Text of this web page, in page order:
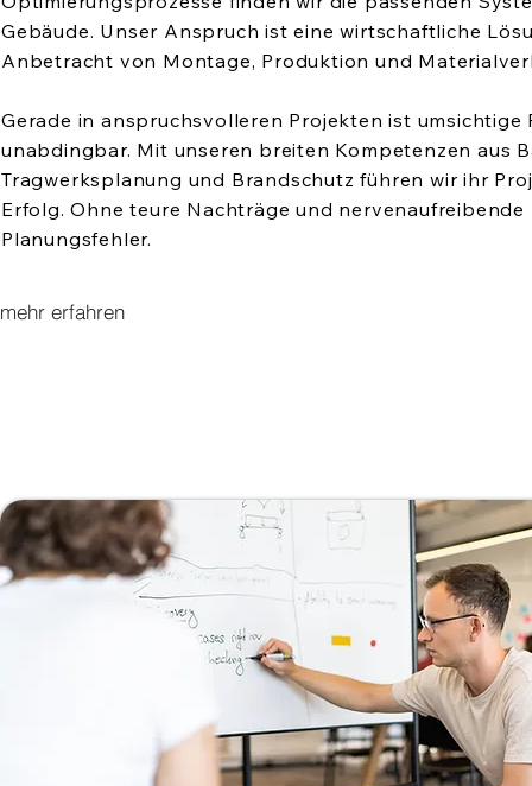
Gebäude. Unser Anspruch ist eine wirtschaftliche
Anbetracht von Montage, Produktion und
Gerade in anspruchsvolleren Projekten ist umsichtige
unabdingbar. Mit unseren breiten Kompetenzen aus
Tragwerksplanung und Brandschutz führen wir ihr
Erfolg. Ohne teure Nachträge und nervenaufreibende
Planungsfehler.
mehr erfahren